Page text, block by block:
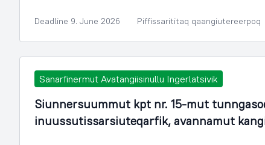
Deadline 9. June 2026 Piffissarititaq qaangiutereerpoq
Sanarfinermut Avatangiisinullu Ingerlatsivik
Siunnersuummut kpt nr. 15-mut
inuussutissarsiuteqarfik, avannamut